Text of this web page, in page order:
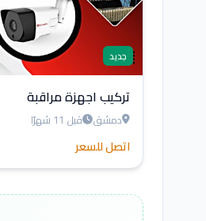
جديد
تركيب اجهزة مراقبة
دمشق قبل 11 شهرًا
اتصل للسعر